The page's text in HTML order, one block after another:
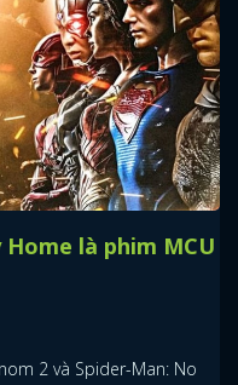
là phim MCU
2 và Spider-Man: No